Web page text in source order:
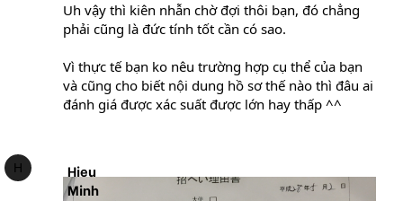
Uh vậy thì kiên nhẫn chờ đợi thôi bạn, đó chẳng
phải cũng là đức tính tốt cần có sao.
Vì thực tế bạn ko nêu trường hợp cụ thể của bạn
và cũng cho biết nội dung hồ sơ thế nào thì đâu ai
đánh giá được xác suất được lớn hay thấp ^^
H
Hieu
Minh